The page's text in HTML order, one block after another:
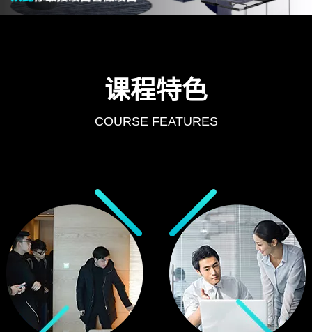
课程特色
COURSE FEATURES